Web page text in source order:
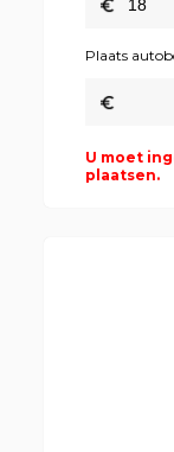
Plaats
U moet
plaatsen.